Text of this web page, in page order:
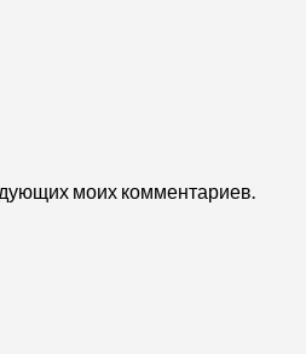
моих комментариев.